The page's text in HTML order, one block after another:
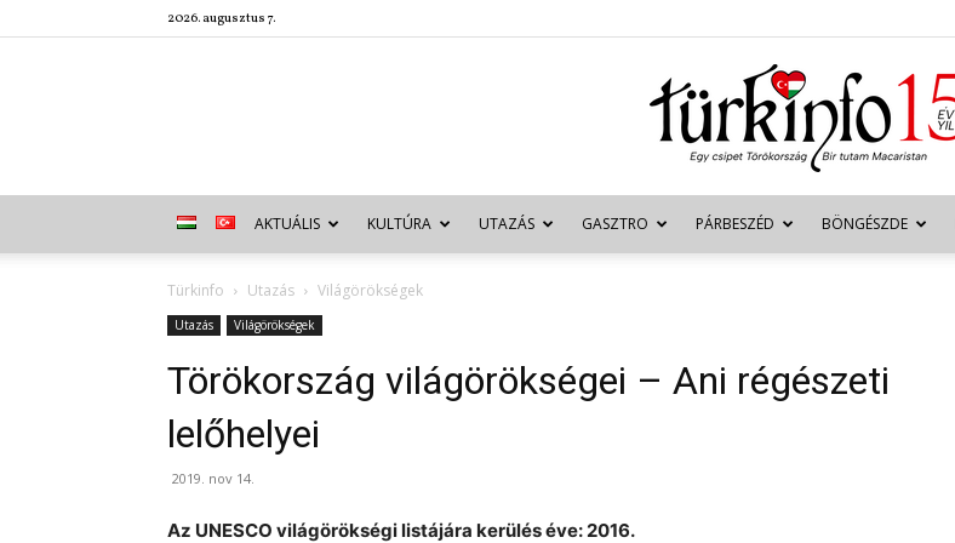
2026. augusztus 7.
Türkinfo
AKTUÁLIS KULTÚRA UTAZÁS GASZTRO PÁRBESZÉD BÖNGÉSZDE
Türkinfo Utazás Világörökségek
Utazás Világörökségek
Törökország világörökségei – Ani régészeti
lelőhelyei
2019. nov 14.
Az UNESCO világörökségi listájára kerülés éve: 2016.